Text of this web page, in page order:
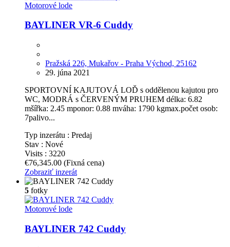
Motorové lode
BAYLINER VR-6 Cuddy
Pražská 226, Mukařov - Praha Východ, 25162
29. júna 2021
SPORTOVNÍ KAJUTOVÁ LOĎ s oddělenou kajutou pro
WC, MODRÁ s ČERVENÝM PRUHEM délka: 6.82
mšířka: 2.45 mponor: 0.88 mváha: 1790 kgmax.počet osob:
7palivo...
Typ inzerátu : Predaj
Stav : Nové
Visits : 3220
€76,345.00 (Fixná cena)
Zobraziť inzerát
5 fotky
Motorové lode
BAYLINER 742 Cuddy